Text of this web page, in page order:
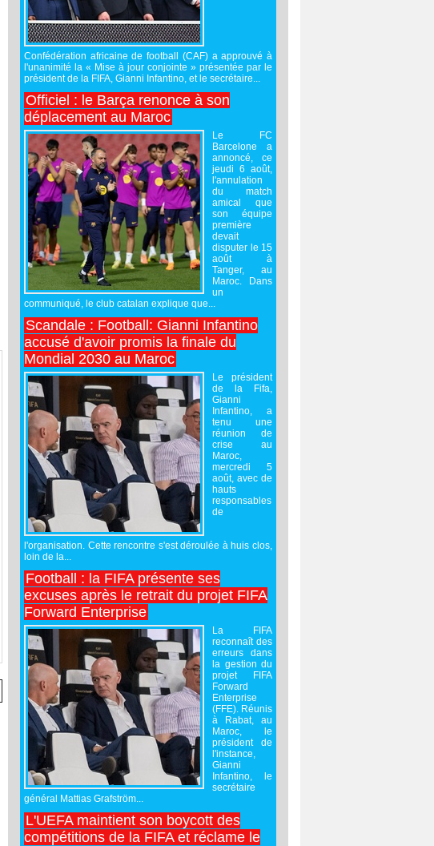
Confédération africaine de football (CAF) a approuvé à
l'unanimité la « Mise à jour conjointe » présentée par le
président de la FIFA, Gianni Infantino, et le secrétaire...
Officiel : le Barça renonce à son
déplacement au Maroc
Le FC
Barcelone a
annoncé, ce
jeudi 6 août,
l'annulation
du match
amical que
son équipe
première
devait
disputer le 15
août à
Tanger, au
Maroc. Dans
un
communiqué, le club catalan explique que...
Scandale : Football: Gianni Infantino
accusé d'avoir promis la finale du
Mondial 2030 au Maroc
Le président
de la Fifa,
Gianni
Infantino, a
tenu une
réunion de
crise au
Maroc,
mercredi 5
août, avec de
hauts
responsables
de
l'organisation. Cette rencontre s'est déroulée à huis clos,
loin de la...
Football : la FIFA présente ses
excuses après le retrait du projet FIFA
Forward Enterprise
La FIFA
reconnaît des
erreurs dans
la gestion du
projet FIFA
Forward
Enterprise
(FFE). Réunis
à Rabat, au
Maroc, le
président de
l'instance,
Gianni
Infantino, le
secrétaire
général Mattias Grafström...
L'UEFA maintient son boycott des
compétitions de la FIFA et réclame le